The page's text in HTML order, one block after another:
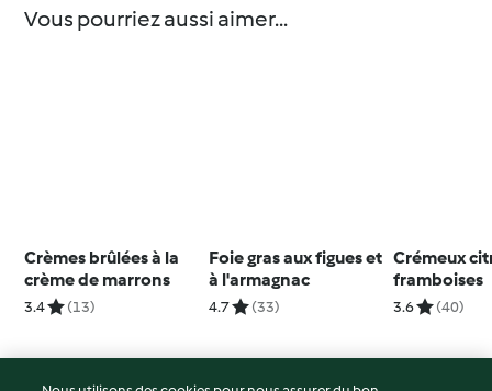
Vous pourriez aussi aimer...
Crèmes brûlées à la
crème de marrons
3.4 (13)
Foie gras aux figues et
à l'armagnac
4.7 (33)
Crémeux
framboises
3.6 (40)